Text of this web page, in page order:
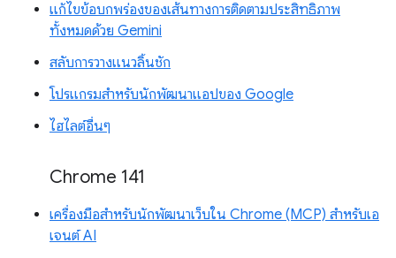
แก้ไขข้อบกพร่องของเส้นทางการติดตามประสิทธิภาพ
ทั้งหมดด้วย Gemini
สลับการวางแนวลิ้นชัก
โปรแกรมสำหรับนักพัฒนาแอปของ Google
ไฮไลต์อื่นๆ
Chrome 141
เครื่องมือสำหรับนักพัฒนาเว็บใน Chrome (MCP) สำหรับเอ
เจนต์ AI